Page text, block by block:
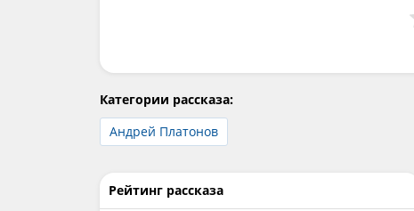
Категории рассказа:
Андрей Платонов
Рейтинг рассказа